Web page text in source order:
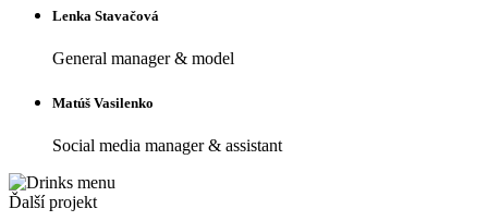
Lenka Stavačová
General manager & model
Matúš Vasilenko
Social media manager & assistant
Ďalší projekt